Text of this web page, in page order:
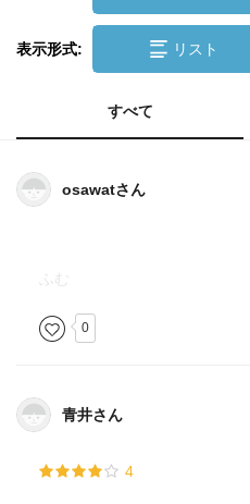
表示形式: リスト
すべて
osawatさん
0
青井さん
4